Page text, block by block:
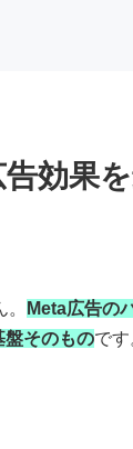
効果
Meta広告の
盤そのもので